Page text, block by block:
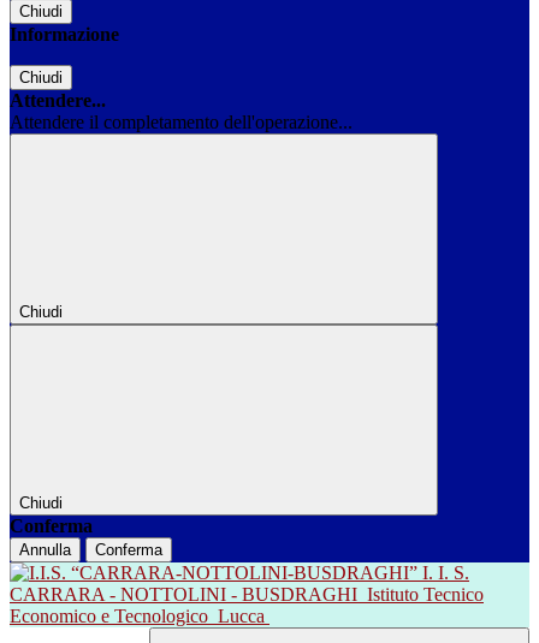
Chiudi
Informazione
Chiudi
Attendere...
Attendere il completamento dell'operazione...
Chiudi
Chiudi
Conferma
Annulla Conferma
I. I. S.
CARRARA - NOTTOLINI - BUSDRAGHI Istituto Tecnico
Economico e Tecnologico Lucca